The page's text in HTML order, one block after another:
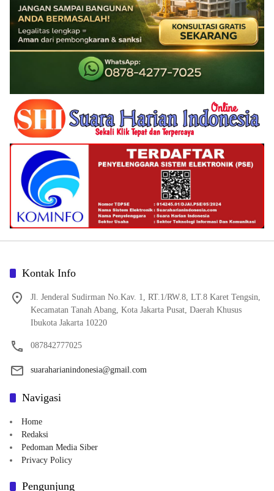
Kontak Info
Jl. Jenderal Sudirman No.Kav. 1, RT.1/RW.8, LT.8 Karet Tengsin,
Kecamatan Tanah Abang, Kota Jakarta Pusat, Daerah Khusus
Ibukota Jakarta 10220
087842777025
suaraharianindonesia@gmail.com
Navigasi
Home
Redaksi
Pedoman Media Siber
Privacy Policy
Pengunjung